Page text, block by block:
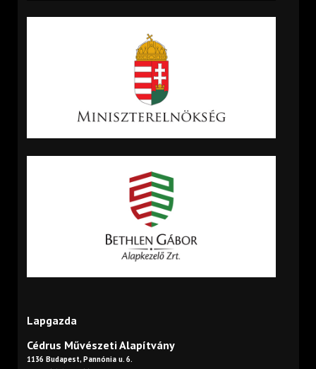
Lapgazda
Cédrus Művészeti Alapítvány
1136 Budapest, Pannónia u. 6.